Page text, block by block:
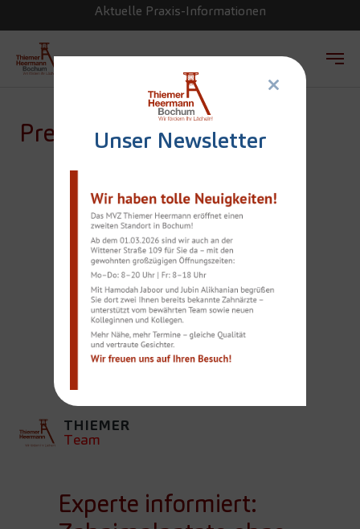
Zum Hauptinhalt springen
Aktuelle Praxis-Informationen
Unser Newsletter
×
Presse
EXPERTE
INFORMIERT:
ZAHNIMPLANTATE
OHNE
KNOCHENAUFBAU
THIEMER
Team
Experte informiert: